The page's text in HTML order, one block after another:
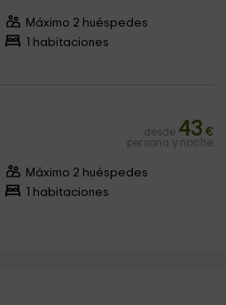
Máximo 2 huéspedes
1 habitaciones
desde 43 €
persona y noche
Máximo 2 huéspedes
1 habitaciones